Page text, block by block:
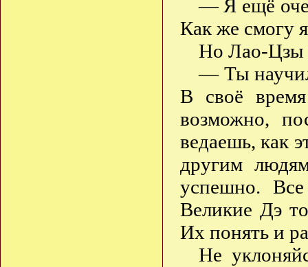
— Я ещё
Как же смогу
Но Лао-Цзы
— Ты
В своё
возможно,
ведаешь, как
другим
успешно.
Великие Дэ
Их понять и
Не